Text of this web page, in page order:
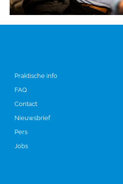
Praktische info
FAQ
Contact
Nieuwsbrief
Pers
Jobs